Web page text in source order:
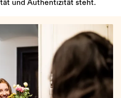
und Authentizität steht.